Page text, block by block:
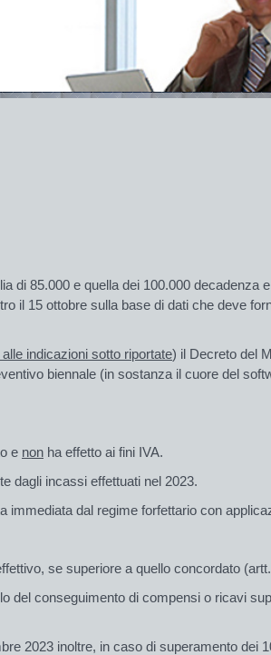
85.000 e quella dei 100.000 decadenza
il 15 ottobre sulla base di dati che deve
indicazioni sotto riportate) il Decreto del
biennale (in sostanza il cuore del
e non ha effetto ai fini IVA.
dagli incassi effettuati nel 2023.
dal regime forfettario con
se superiore a quello concordato
del conseguimento di compensi o ricavi
2023 inoltre, in caso di superamento dei